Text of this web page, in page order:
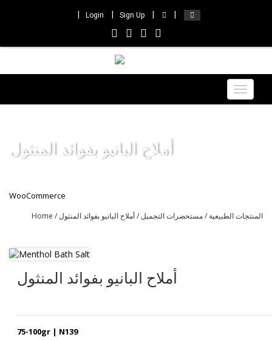
Login Sign Up
Toggle
أملاح البانيو بفوائد المنثول
WooCommerce
Home / المنتجات الطبيعية /مستحضرات التجميل/ أملاح البانيو بفوائد المنثول
أملاح البانيو بفوائد المنثول
75-100gr | N139